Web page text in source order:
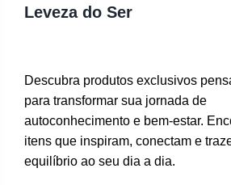
Leveza do Ser
Descubra produtos exclusivos
para transformar sua jornada de
autoconhecimento e bem-estar.
itens que inspiram, conectam e
equilíbrio ao seu dia a dia.